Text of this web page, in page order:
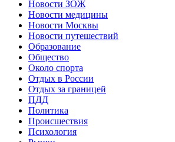
Новости ЗОЖ
Новости медицины
Новости Москвы
Новости путешествий
Образование
Общество
Около спорта
Отдых в России
Отдых за границей
ПДД
Политика
Происшествия
Психология